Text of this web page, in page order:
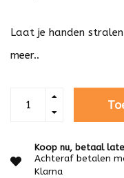
Laat je handen
meer..
Koop nu, betaal
Achteraf betalen
Klarna